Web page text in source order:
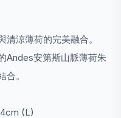
涼薄荷的完美融合。
Andes安第斯山脈薄荷朱
。
(L)